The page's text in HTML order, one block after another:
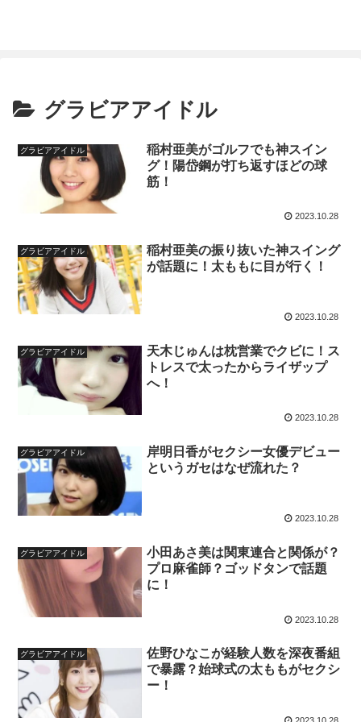
グラビアアイドル
グラビアアイドル
稲村亜美がゴルフでも神スイン
グ！陽岱鋼が打ち返すほどの球
筋！
2023.10.28
グラビアアイドル
稲村亜美の振り抜いた神スイング
が話題に！太ももに目が行く！
2023.10.28
グラビアアイドル
天木じゅんは枕営業でクビに！ス
トレスで太ったからライザップ
へ！
2023.10.28
グラビアアイドル
岸明日香がセクシー女優デビュー
というガセはなぜ流れた？
2023.10.28
グラビアアイドル
小田あさ美は関東連合と関係が？
プロ麻雀師？ゴッドタンで話題
に！
2023.10.28
グラビアアイドル
佐野ひなこが経験人数を深夜番組
で暴露？始球式の太ももがセクシ
ー！